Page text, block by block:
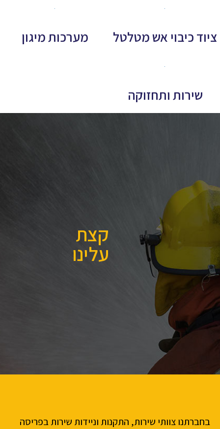
ציוד כיבוי אש מטלטל מערכות מיגון
שירות ותחזוקה
קצת
עלינו
בחברתנו צוותי שירות, התקנות וניידות שירות בפריסה